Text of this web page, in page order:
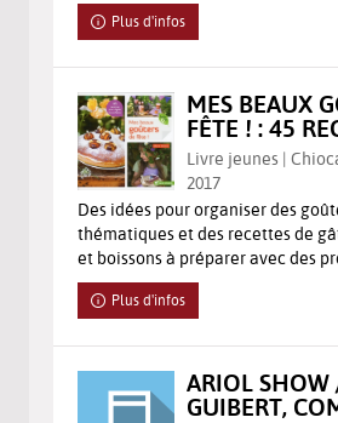
Plus d'infos
MES BEAUX
FÊTE ! : 45
Livre jeunes |
2017
Des idées pour organiser des
thématiques et des recettes de
et boissons à préparer avec des
Plus d'infos
ARIOL
GUIBERT,